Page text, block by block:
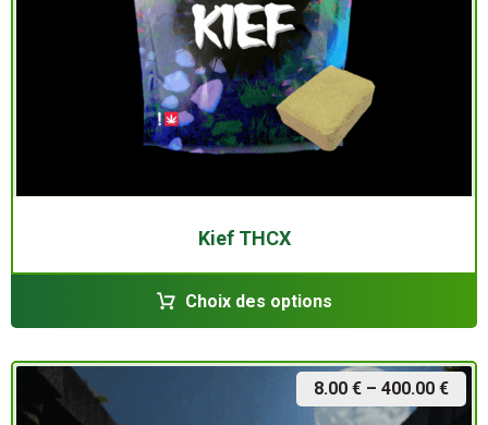
Kief THCX
Choix des options
8.00 € – 400.00 €